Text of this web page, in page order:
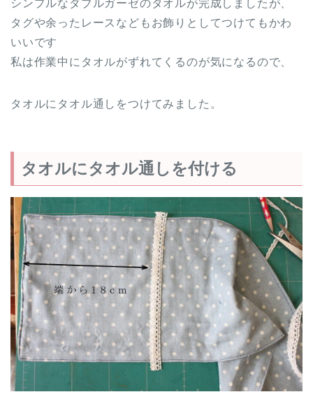
シンプルなダブルガーゼのタオルが完成しましたが、
タグや余ったレースなどもお飾りとしてつけてもかわ
いいです
私は作業中にタオルがずれてくるのが気になるので、
タオルにタオル通しをつけてみました。
タオルにタオル通しを付ける